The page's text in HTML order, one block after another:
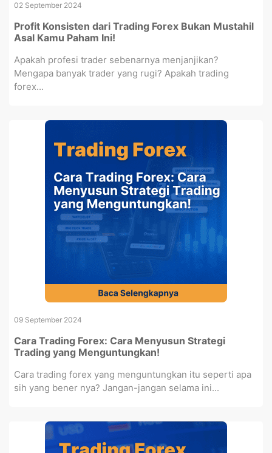
02 September 2024
Profit Konsisten dari Trading Forex Bukan Mustahil
Asal Kamu Paham Ini!
Apakah profesi trader sebenarnya menjanjikan?
Mengapa banyak trader yang rugi? Apakah trading
forex...
09 September 2024
Cara Trading Forex: Cara Menyusun Strategi
Trading yang Menguntungkan!
Cara trading forex yang menguntungkan itu seperti apa
sih yang bener nya? Jangan-jangan selama ini...